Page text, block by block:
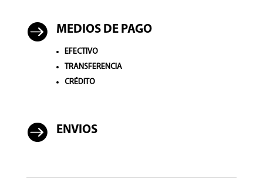
 MEDIOS DE PAGO
EFECTIVO
TRANSFERENCIA
CRÉDITO
 ENVIOS